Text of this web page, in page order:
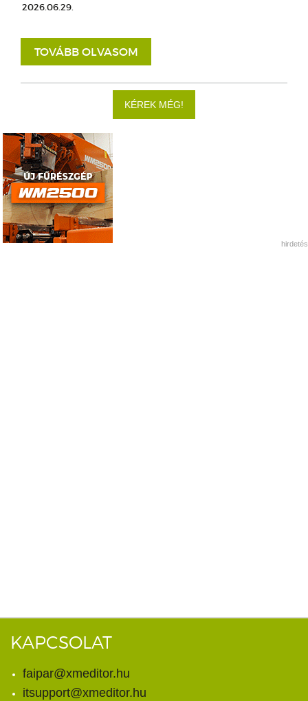
2026.06.29.
TOVÁBB OLVASOM
KÉREK MÉG!
hirdetés
KAPCSOLAT
faipar@xmeditor.hu
itsupport@xmeditor.hu